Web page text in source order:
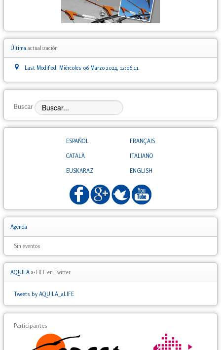
Última actualización
Last Modified: Miércoles 06 Marzo 2024, 12:06:11.
Buscar
ESPAÑOL
CATALÀ
EUSKARAZ
FRANÇAIS
ITALIANO
ENGLISH
Agenda
Sin eventos
AQUILA a-LIFE en Twitter
Tweets by AQUILA_aLIFE
Participantes